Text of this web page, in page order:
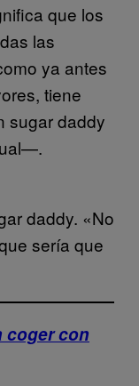
que los
las
ya antes
tiene
sugar daddy
daddy. «No
sería que
coger con